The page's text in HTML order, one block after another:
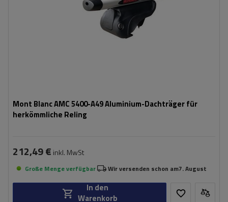
Mont Blanc AMC 5400-A49 Aluminium-Dachträger für
herkömmliche Reling
212,49 € inkl. MwSt
Große Menge verfügbar Wir versenden schon am7. August
In den
Warenkorb